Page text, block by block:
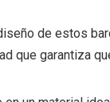
de estos
que garantiza